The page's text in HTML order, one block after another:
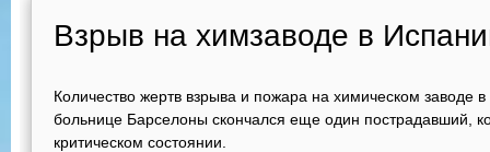
Взрыв на химзаводе в
Количество жертв взрыва и пожара на химическом заводе
больнице Барселоны скончался еще один пострадавший,
критическом состоянии.